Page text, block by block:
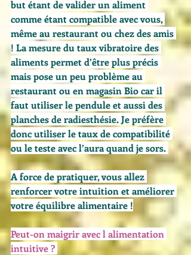
but étant de valider un aliment
comme étant compatible avec vous,
même au restaurant ou chez des amis
! La mesure du taux vibratoire des
aliments permet d’être plus précis
mais pose un peu problème au
restaurant ou en magasin Bio car il
faut utiliser le pendule et aussi des
planches de radiesthésie. Je préfère
donc utiliser le taux de compatibilité
ou le teste avec l’aura quand je sors.
A force de pratiquer, vous allez
renforcer votre intuition et améliorer
votre équilibre alimentaire !
Peut-on maigrir avec l alimentation
intuitive ?